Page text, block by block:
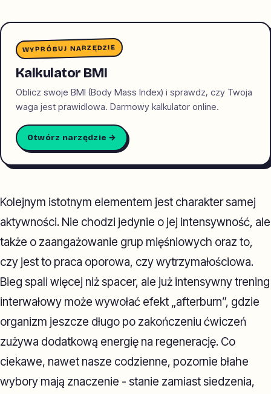
WYPRÓBUJ NARZĘDZIE
Kalkulator BMI
Oblicz swoje BMI (Body Mass Index) i sprawdz, czy Twoja
waga jest prawidlowa. Darmowy kalkulator online.
Otwórz narzędzie →
Kolejnym istotnym elementem jest charakter samej
aktywności. Nie chodzi jedynie o jej intensywność, ale
także o zaangażowanie grup mięśniowych oraz to,
czy jest to praca oporowa, czy wytrzymałościowa.
Bieg spali więcej niż spacer, ale już intensywny trening
interwałowy może wywołać efekt „afterburn”, gdzie
organizm jeszcze długo po zakończeniu ćwiczeń
zużywa dodatkową energię na regenerację. Co
ciekawe, nawet nasze codzienne, pozornie błahe
wybory mają znaczenie - stanie zamiast siedzenia,